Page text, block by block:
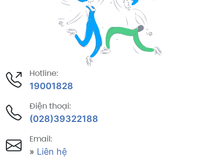
Hotline:
19001828
Điện thoại:
(028)39322188
Email:
» Liên hệ